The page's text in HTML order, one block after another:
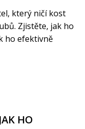
který ničí kost
Zjistěte, jak ho
ho efektivně
HO